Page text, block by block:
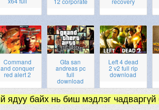
Command
and conquer
red alert 2
Gta san
andreas pc
full
download
Left 4 dead
2 v2 full rip
download
ядуу байх нь биш мэдлэг чадваргүй